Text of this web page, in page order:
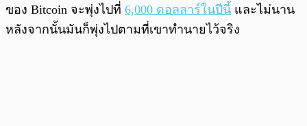
ของ Bitcoin จะพุ่งไปที่ 6,000 ดอลลาร์ในปีนี้ และไม่นาน
หลังจากนั้นมันก็พุ่งไปตามที่เขาทำนายไว้จริง